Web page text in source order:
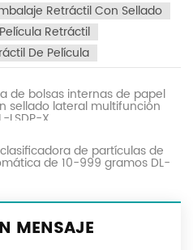
Retráctil Con Sellado
Retráctil
De Película
de bolsas internas de papel
sellado lateral multifunción
LSDP-X
de partículas de
de 10-999 gramos DL-
MENSAJE